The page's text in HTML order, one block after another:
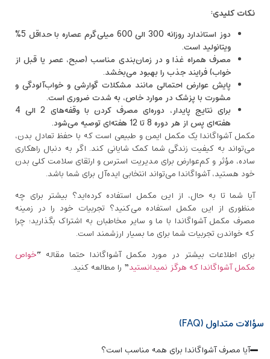
نکات کلیدی:
دوز استاندارد روزانه 300 الی 600 میلی‌گرم عصاره با حداقل 5%
ویتانولید است.
مصرف همراه غذا و در زمان‌بندی مناسب (صبح، عصر یا قبل از
خواب) فرایند جذب را بهبود می‌بخشد.
پایش عوارض احتمالی مانند مشکلات گوارشی و خواب‌آلودگی و
مشورت با پزشک در موارد خاص، به شدت ضروری است.
برای نتایج پایدار، دوره‌ای مصرف کردن با وقفه‌های 2 الی 4
هفته‌ای پس از هر دوره 8 تا 12 هفته‌ای توصیه می‌شود.
مکمل آشواگاندا یک مکمل ایمن و طبیعی است که با حفظ تعادل بدن،
می‌تواند به کیفیت زندگی شما کمک شایانی کند. اگر به دنبال راهکاری
ساده، مؤثر و کم‌عوارض برای مدیریت استرس و ارتقای سلامت کلی بدن
خود هستید، آشواگاندا می‌تواند انتخابی ایده‌آل برای شما باشد.
آیا شما تا به حال، از این مکمل استفاده کرده‌اید؟ بیشتر برای چه
منظوری از این مکمل استفاده می‌کنید؟ تجربیات خود را در زمینه
مصرف مکمل آشواگاندا با ما و سایر مخاطبان به اشتراک بگذارید؛ چرا
که خواندن تجربیات شما برای ما بسیار ارزشمند است.
برای اطلاعات بیشتر در مورد مکمل آشواگاندا حتما مقاله “خواص
مکمل آشواگاندا که هرگز نمیدانستید” را مطالعه کنید.
سؤالات متداول (FAQ)
آیا مصرف آشواگاندا برای همه مناسب است؟